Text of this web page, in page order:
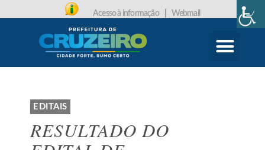
Acesso à informação Webmail
EDITAIS
RESULTADO DO